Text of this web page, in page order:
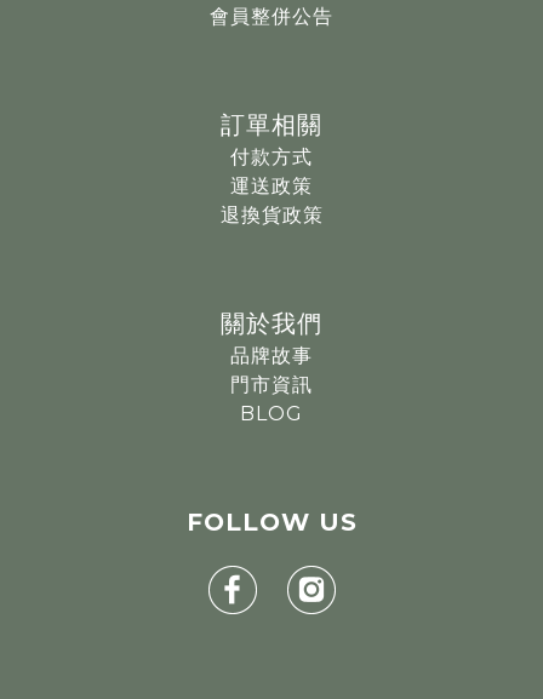
會員整併公告
訂單相關
付款方式
運送政策
退換貨政策
關於我們
品牌故事
門市資訊
BLOG
FOLLOW US